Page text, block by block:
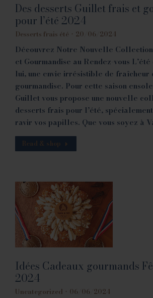
Des desserts Guillet frais et
pour l’été 2024
Desserts frais été 20/06/2024
Découvrez Notre Nouvelle
et Gourmandise au Rendez-vous
lui, une envie irrésistible de fraîcheur
gourmandise. Pour cette saison
Guillet vous propose une nouvelle
desserts frais pour l’été,
ravir vos papilles. Que vous soyez à
Read & shop
Idées Cadeaux gourmands
2024
Uncategorized 06/06/2024